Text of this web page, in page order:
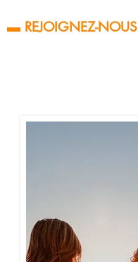
▬ REJOIGNEZ-NOUS